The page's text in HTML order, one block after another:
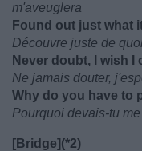
m'aveuglera
Found out just what
Découvre juste de
Never doubt, I wish I
Ne jamais douter,
Why do you have to
Pourquoi devais-tu
[Bridge](*2)